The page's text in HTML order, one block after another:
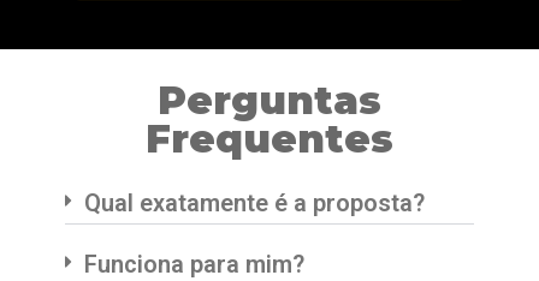
Perguntas
Frequentes
Qual exatamente é a proposta?
Funciona para mim?